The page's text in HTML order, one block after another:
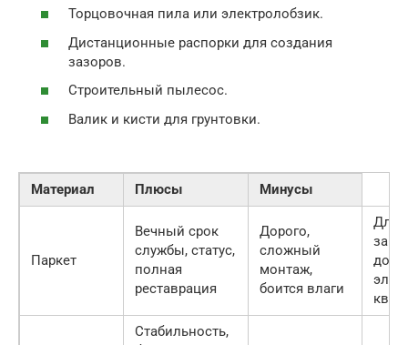
Торцовочная пила или электролобзик.
Дистанционные распорки для создания
зазоров.
Строительный пылесос.
Валик и кисти для грунтовки.
Материал Плюсы Минусы
Паркет
Вечный срок
службы, статус,
полная
реставрация
Дорого,
сложный
монтаж,
боится влаги
Для
Стабильность,